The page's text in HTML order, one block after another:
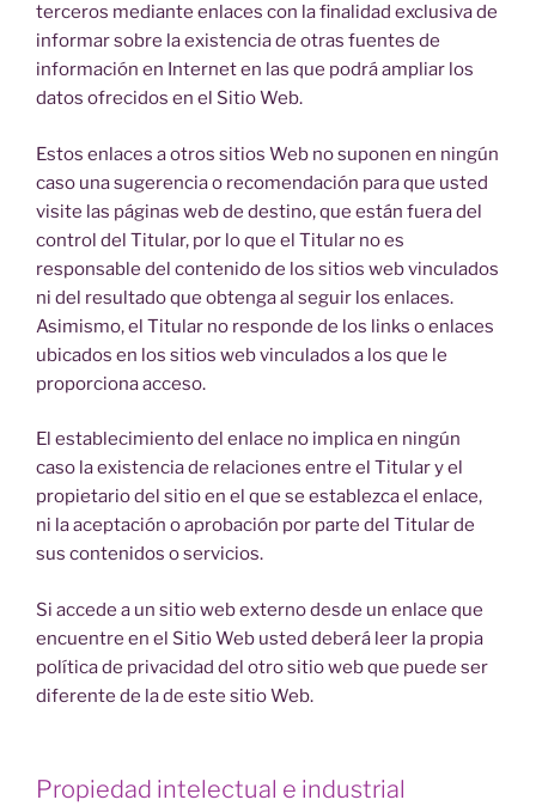
terceros mediante enlaces con la finalidad exclusiva de
informar sobre la existencia de otras fuentes de
información en Internet en las que podrá ampliar los
datos ofrecidos en el Sitio Web.
Estos enlaces a otros sitios Web no suponen en ningún
caso una sugerencia o recomendación para que usted
visite las páginas web de destino, que están fuera del
control del Titular, por lo que el Titular no es
responsable del contenido de los sitios web vinculados
ni del resultado que obtenga al seguir los enlaces.
Asimismo, el Titular no responde de los links o enlaces
ubicados en los sitios web vinculados a los que le
proporciona acceso.
El establecimiento del enlace no implica en ningún
caso la existencia de relaciones entre el Titular y el
propietario del sitio en el que se establezca el enlace,
ni la aceptación o aprobación por parte del Titular de
sus contenidos o servicios.
Si accede a un sitio web externo desde un enlace que
encuentre en el Sitio Web usted deberá leer la propia
política de privacidad del otro sitio web que puede ser
diferente de la de este sitio Web.
Propiedad intelectual e industrial